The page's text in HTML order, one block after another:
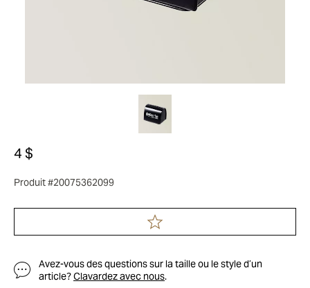
4 $
Produit #20075362099
Avez-vous des questions sur la taille ou le style d’un
article?Clavardez avec nous.